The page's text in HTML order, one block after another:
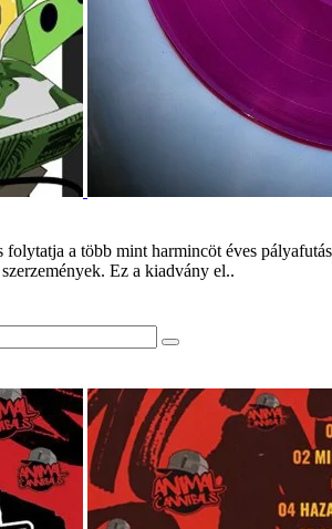
a több mint harmincöt éves
Ez a kiadvány el..